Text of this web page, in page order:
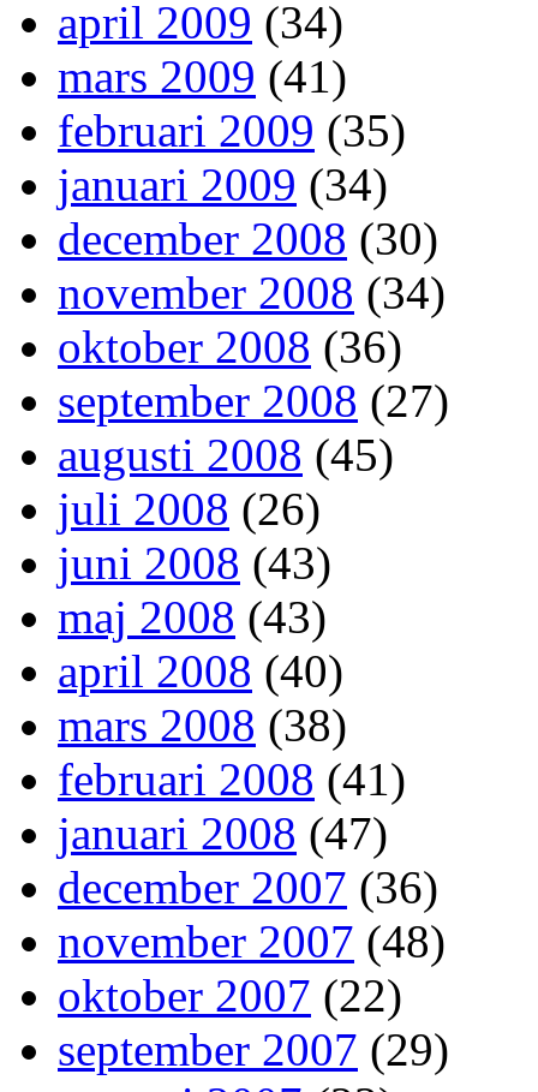
april 2009 (34)
mars 2009 (41)
februari 2009 (35)
januari 2009 (34)
december 2008 (30)
november 2008 (34)
oktober 2008 (36)
september 2008 (27)
augusti 2008 (45)
juli 2008 (26)
juni 2008 (43)
maj 2008 (43)
april 2008 (40)
mars 2008 (38)
februari 2008 (41)
januari 2008 (47)
december 2007 (36)
november 2007 (48)
oktober 2007 (22)
september 2007 (29)